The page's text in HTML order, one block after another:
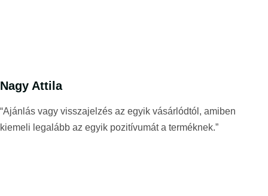
Nagy Attila
“Ajánlás vagy visszajelzés az egyik vásárlódtól, amiben
kiemeli legalább az egyik pozitívumát a terméknek.”